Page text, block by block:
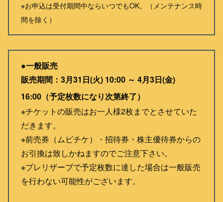
※お申込は受付期間中ならいつでもOK。（メンテナンス時
間を除く）
●一般販売
販売期間：3月31日(火) 10:00 ～ 4月3日(金)
16:00（予定枚数になり次第終了）
※チケットの販売はお一人様2枚までとさせていた
だきます。
※前売券（ムビチケ）・招待券・株主優待券からの
お引換は致しかねますのでご注意下さい。
※プレリザーブで予定枚数に達した場合は一般販売
を行わない可能性がございます。